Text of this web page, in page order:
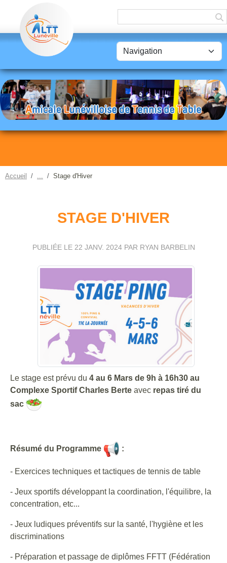
Accueil Stage d'Hiver
STAGE D'HIVER
PUBLIÉE LE 22 JANV. 2024PAR RYAN BARBELIN
Le stage est prévu du 4 au 6 Mars de 9h à 16h30 au
Complexe Sportif Charles Berte avec repas tiré du
sac
Résumé du Programme :
- Exercices techniques et tactiques de tennis de table
- Jeux sportifs développant la coordination, l'équilibre, la
concentration, etc...
- Jeux ludiques préventifs sur la santé, l'hygiène et les
discriminations
- Préparation et passage de diplômes FFTT (Fédération